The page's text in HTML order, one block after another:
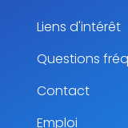
Liens d'intérêt
Questions
Contact
Emploi